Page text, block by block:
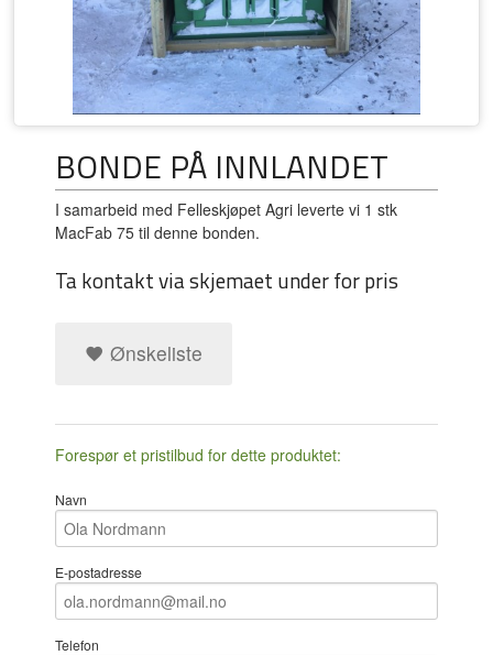
BONDE PÅ INNLANDET
I samarbeid med Felleskjøpet Agri leverte vi 1 stk
MacFab 75 til denne bonden.
Ta kontakt via skjemaet under for pris
Ønskeliste
Forespør et pristilbud for dette produktet:
Navn
E-postadresse
Telefon